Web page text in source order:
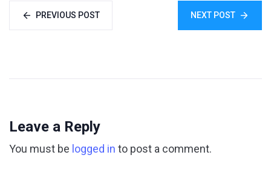
PREVIOUS POST NEXT POST
Leave a Reply
You must be logged in to post a comment.